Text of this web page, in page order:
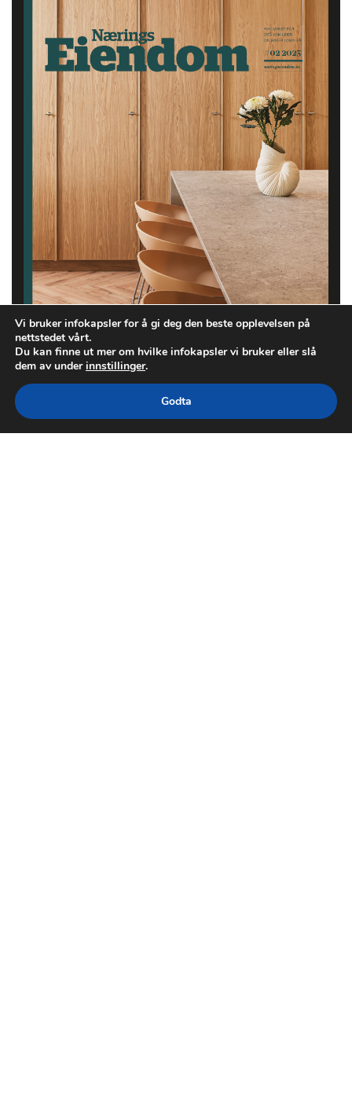
Vi bruker infokapsler for å gi deg den beste opplevelsen på
nettstedet vårt.
Du kan finne ut mer om hvilke infokapsler vi bruker eller slå
dem av underinnstillinger.
Godta